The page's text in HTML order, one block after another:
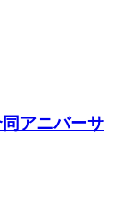
アニバーサ